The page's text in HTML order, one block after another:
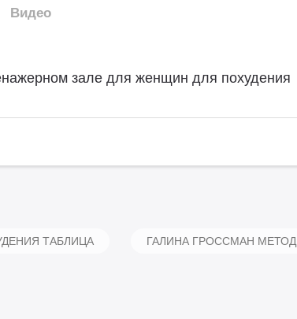
Видео
зале для женщин для похудения
ТАБЛИЦА ГАЛИНА ГРОССМАН